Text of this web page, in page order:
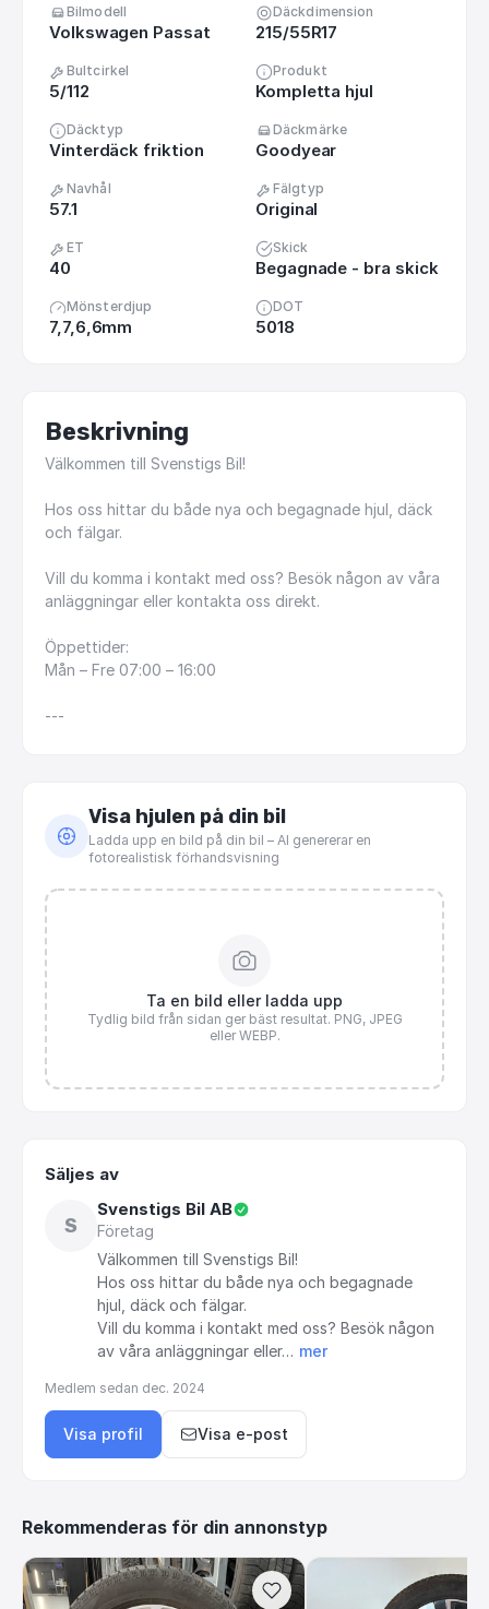
Bilmodell
Volkswagen Passat
Däckdimension
215/55R17
Bultcirkel
5/112
Produkt
Kompletta hjul
Däcktyp
Vinterdäck friktion
Däckmärke
Goodyear
Navhål
57.1
Fälgtyp
Original
ET
40
Skick
Begagnade - bra skick
Mönsterdjup
7,7,6,6mm
DOT
5018
Beskrivning
Välkommen till Svenstigs Bil!
Hos oss hittar du både nya och begagnade hjul, däck
och fälgar.
Vill du komma i kontakt med oss? Besök någon av våra
anläggningar eller kontakta oss direkt.
Öppettider:
Mån – Fre 07:00 – 16:00
---
Visa hjulen på din bil
Ladda upp en bild på din bil – AI genererar en
fotorealistisk förhandsvisning
Ta en bild eller ladda upp
Tydlig bild från sidan ger bäst resultat. PNG, JPEG
eller WEBP.
Säljes av
S
Svenstigs Bil AB
Företag
Välkommen till Svenstigs Bil!
Hos oss hittar du både nya och begagnade
hjul, däck och fälgar.
Vill du komma i kontakt med oss? Besök någon
av våra anläggningar eller… mer
Medlem sedan dec. 2024
Visa profil Visa e-post
Rekommenderas för din annonstyp